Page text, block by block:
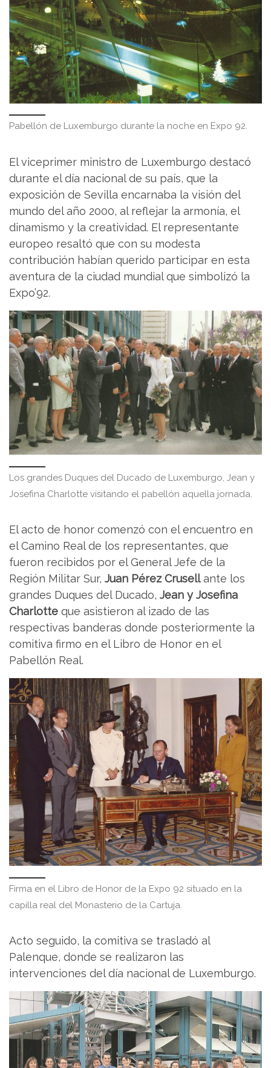
Pabellón de Luxemburgo durante la noche en Expo 92.
El viceprimer ministro de Luxemburgo destacó
durante el día nacional de su país, que la
exposición de Sevilla encarnaba la visión del
mundo del año 2000, al reflejar la armonía, el
dinamismo y la creatividad. El representante
europeo resaltó que con su modesta
contribución habían querido participar en esta
aventura de la ciudad mundial que simbolizó la
Expo’92.
Los grandes Duques del Ducado de Luxemburgo, Jean y
Josefina Charlotte visitando el pabellón aquella jornada.
El acto de honor comenzó con el encuentro en
el Camino Real de los representantes, que
fueron recibidos por el General Jefe de la
Región Militar Sur, Juan Pérez Crusellante los
grandes Duques del Ducado, Jean y Josefina
Charlotte que asistieron al izado de las
respectivas banderas donde posteriormente la
comitiva firmo en el Libro de Honor en el
Pabellón Real.
Firma en el Libro de Honor de la Expo 92 situado en la
capilla real del Monasterio de la Cartuja.
Acto seguido, la comitiva se trasladó al
Palenque, donde se realizaron las
intervenciones del día nacional de Luxemburgo.